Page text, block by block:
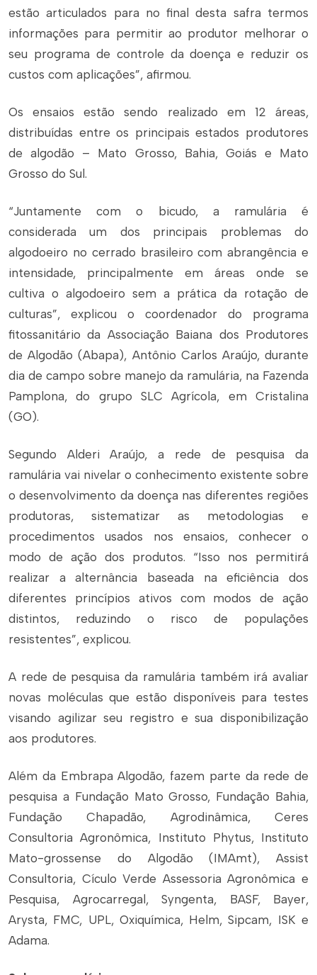
estão articulados para no final desta safra termos
informações para permitir ao produtor melhorar o
seu programa de controle da doença e reduzir os
custos com aplicações”, afirmou.
Os ensaios estão sendo realizado em 12 áreas,
distribuídas entre os principais estados produtores
de algodão – Mato Grosso, Bahia, Goiás e Mato
Grosso do Sul.
“Juntamente com o bicudo, a ramulária é
considerada um dos principais problemas do
algodoeiro no cerrado brasileiro com abrangência e
intensidade, principalmente em áreas onde se
cultiva o algodoeiro sem a prática da rotação de
culturas”, explicou o coordenador do programa
fitossanitário da Associação Baiana dos Produtores
de Algodão (Abapa), Antônio Carlos Araújo, durante
dia de campo sobre manejo da ramulária, na Fazenda
Pamplona, do grupo SLC Agrícola, em Cristalina
(GO).
Segundo Alderi Araújo, a rede de pesquisa da
ramulária vai nivelar o conhecimento existente sobre
o desenvolvimento da doença nas diferentes regiões
produtoras, sistematizar as metodologias e
procedimentos usados nos ensaios, conhecer o
modo de ação dos produtos. “Isso nos permitirá
realizar a alternância baseada na eficiência dos
diferentes princípios ativos com modos de ação
distintos, reduzindo o risco de populações
resistentes”, explicou.
A rede de pesquisa da ramulária também irá avaliar
novas moléculas que estão disponíveis para testes
visando agilizar seu registro e sua disponibilização
aos produtores.
Além da Embrapa Algodão, fazem parte da rede de
pesquisa a Fundação Mato Grosso, Fundação Bahia,
Fundação Chapadão, Agrodinâmica, Ceres
Consultoria Agronômica, Instituto Phytus, Instituto
Mato-grossense do Algodão (IMAmt), Assist
Consultoria, Cículo Verde Assessoria Agronômica e
Pesquisa, Agrocarregal, Syngenta, BASF, Bayer,
Arysta, FMC, UPL, Oxiquímica, Helm, Sipcam, ISK e
Adama.